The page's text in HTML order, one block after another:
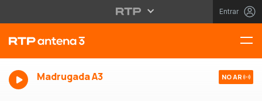
Entrar
Madrugada A3 NO AR